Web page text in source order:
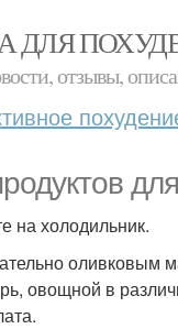
ДЛЯ
отзывы,
на холодильник.
оливковым
овощной в